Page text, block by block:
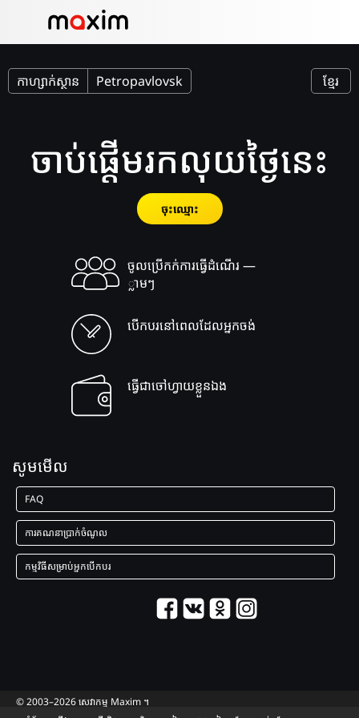
កាហ្សាក់ស្ថាន Petropavlovsk ខ្មែរ
ចាប់ផ្តើមរកលុយថ្ងៃនេះ
ចុះឈ្មោះ
ចូលប្រើកក់ការធ្វើដំណើរ —
្លាមៗ
បើកបរនៅពេលដែលអ្នកចង់
ធ្វើជាចៅហ្វាយខ្លួនឯង
សូមមើល
FAQ
ការគណនាប្រាក់ចំណូល
កម្មវិធីសម្រាប់អ្នកបើកបរ
© 2003–2026 សេវាកម្ម Maxim ។